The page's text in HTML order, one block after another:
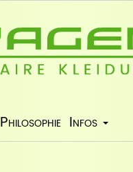
Philosophie Infos